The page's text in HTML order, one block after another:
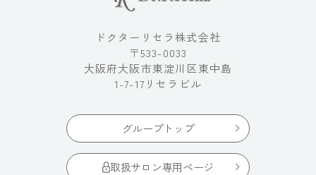
ドクターリセラ株式会社
〒533-0033
大阪府大阪市東淀川区東中島
1-7-17リセラビル
グループトップ
取扱サロン専用ページ